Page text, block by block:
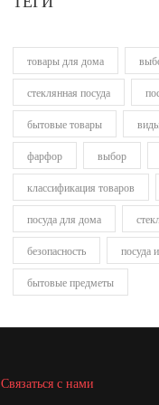
товары для дома
стеклянная посуда
бытовые товары
фарфор выбор
классификация товаров
посуда для дома
безопасность посуда
бытовые предметы
Связаться с нами